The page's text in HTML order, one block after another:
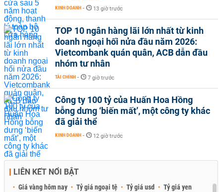
KINH DOANH - 13 giờ trước
TOP 10 ngân hàng lãi lớn nhất từ kinh
doanh ngoại hối nửa đầu năm 2026:
Vietcombank quán quân, ACB dẫn đầu
nhóm tư nhân
TÀI CHÍNH - 7 giờ trước
Công ty 100 tỷ của Huấn Hoa Hồng
bỗng dưng ‘biến mất’, một công ty khác
đã giải thể
KINH DOANH - 12 giờ trước
LIÊN KẾT NỔI BẬT
Giá vàng hôm nay Tỷ giá ngoại tệ Tỷ giá usd Tỷ giá yen